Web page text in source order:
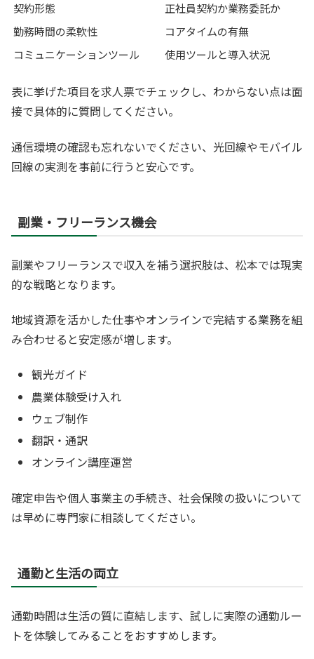
契約形態
正社員契約か業務委託か
勤務時間の柔軟性
コアタイムの有無
コミュニケーションツール
使用ツールと導入状況
表に挙げた項目を求人票でチェックし、わからない点は面
接で具体的に質問してください。
通信環境の確認も忘れないでください、光回線やモバイル
回線の実測を事前に行うと安心です。
副業・フリーランス機会
副業やフリーランスで収入を補う選択肢は、松本では現実
的な戦略となります。
地域資源を活かした仕事やオンラインで完結する業務を組
み合わせると安定感が増します。
観光ガイド
農業体験受け入れ
ウェブ制作
翻訳・通訳
オンライン講座運営
確定申告や個人事業主の手続き、社会保険の扱いについて
は早めに専門家に相談してください。
通勤と生活の両立
通勤時間は生活の質に直結します、試しに実際の通勤ルー
トを体験してみることをおすすめします。